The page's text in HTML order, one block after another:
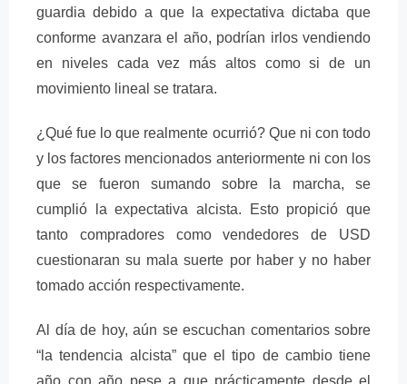
guardia debido a que la expectativa dictaba que
conforme avanzara el año, podrían irlos vendiendo
en niveles cada vez más altos como si de un
movimiento lineal se tratara.
¿Qué fue lo que realmente ocurrió? Que ni con todo
y los factores mencionados anteriormente ni con los
que se fueron sumando sobre la marcha, se
cumplió la expectativa alcista. Esto propició que
tanto compradores como vendedores de USD
cuestionaran su mala suerte por haber y no haber
tomado acción respectivamente.
Al día de hoy, aún se escuchan comentarios sobre
“la tendencia alcista” que el tipo de cambio tiene
año con año pese a que prácticamente desde el